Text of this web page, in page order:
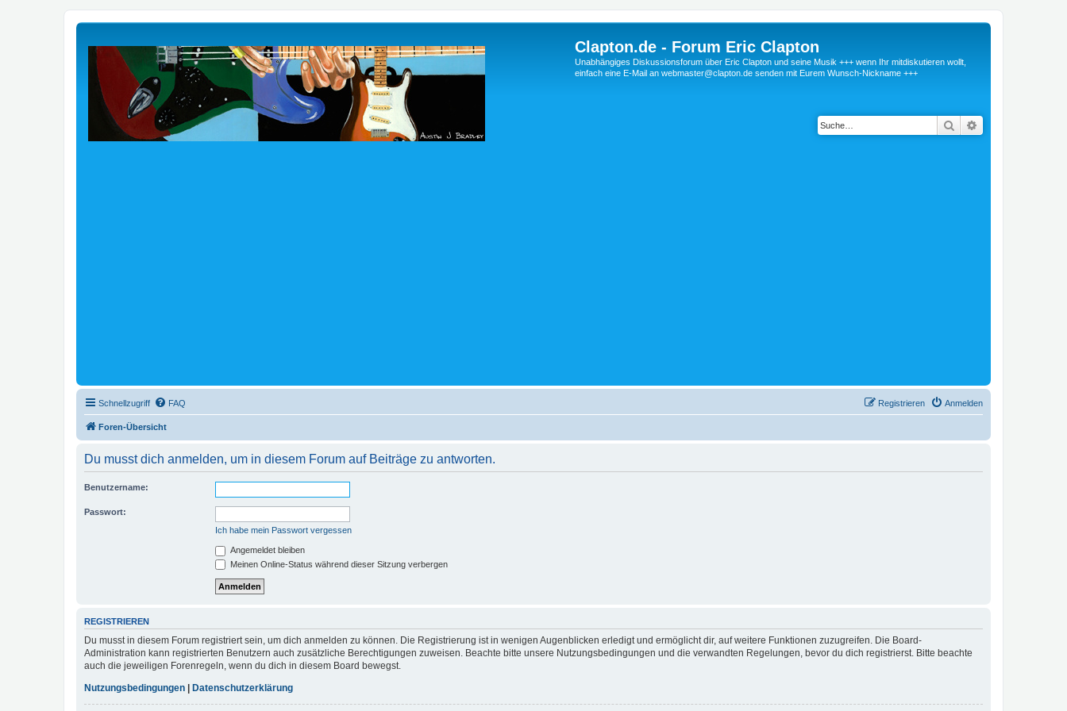
Clapton.de - Forum Eric Clapton
Unabhängiges Diskussionsforum über Eric Clapton und seine Musik +++ wenn Ihr mitdiskutieren wollt,
einfach eine E-Mail an webmaster@clapton.de senden mit Eurem Wunsch-Nickname +++
Suche
Schnellzugriff FAQ Anmelden
Registrieren
Foren-Übersicht
Du musst dich anmelden, um in diesem Forum auf Beiträge zu antworten.
Benutzername:
Passwort:
Ich habe mein Passwort vergessen
Angemeldet bleiben
Meinen Online-Status während dieser Sitzung verbergen
REGISTRIEREN
Du musst in diesem Forum registriert sein, um dich anmelden zu können. Die Registrierung ist in wenigen Augenblicken erledigt und ermöglicht dir, auf weitere Funktionen zuzugreifen. Die Board-
Administration kann registrierten Benutzern auch zusätzliche Berechtigungen zuweisen. Beachte bitte unsere Nutzungsbedingungen und die verwandten Regelungen, bevor du dich registrierst. Bitte beachte
auch die jeweiligen Forenregeln, wenn du dich in diesem Board bewegst.
Nutzungsbedingungen | Datenschutzerklärung